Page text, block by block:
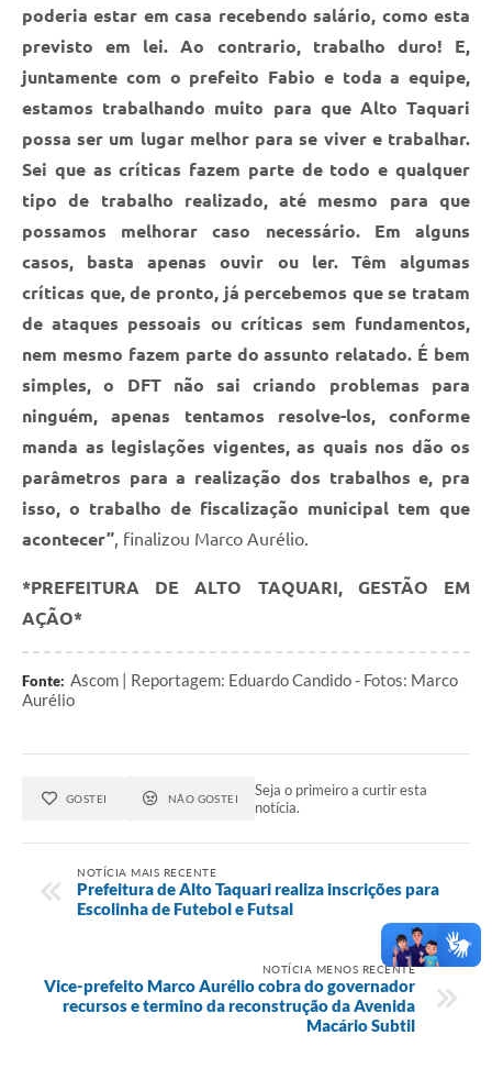
poderia estar em casa recebendo salário, como esta
previsto em lei. Ao contrario, trabalho duro! E,
juntamente com o prefeito Fabio e toda a equipe,
estamos trabalhando muito para que Alto Taquari
possa ser um lugar melhor para se viver e trabalhar.
Sei que as críticas fazem parte de todo e qualquer
tipo de trabalho realizado, até mesmo para que
possamos melhorar caso necessário. Em alguns
casos, basta apenas ouvir ou ler. Têm algumas
críticas que, de pronto, já percebemos que se tratam
de ataques pessoais ou críticas sem fundamentos,
nem mesmo fazem parte do assunto relatado. É bem
simples, o DFT não sai criando problemas para
ninguém, apenas tentamos resolve-los, conforme
manda as legislações vigentes, as quais nos dão os
parâmetros para a realização dos trabalhos e, pra
isso, o trabalho de fiscalização municipal tem que
acontecer” , finalizou Marco Aurélio.
*PREFEITURA DE ALTO TAQUARI, GESTÃO EM
AÇÃO*
Fonte: Ascom | Reportagem: Eduardo Candido - Fotos: Marco
Aurélio
GOSTEI NÃO GOSTEI
Seja o primeiro a curtir esta
notícia.
NOTÍCIA MAIS RECENTE
Prefeitura de Alto Taquari realiza inscrições para
Escolinha de Futebol e Futsal
NOTÍCIA MENOS RECENTE
Vice-prefeito Marco Aurélio cobra do governador
recursos e termino da reconstrução da Avenida
Macário Subtil